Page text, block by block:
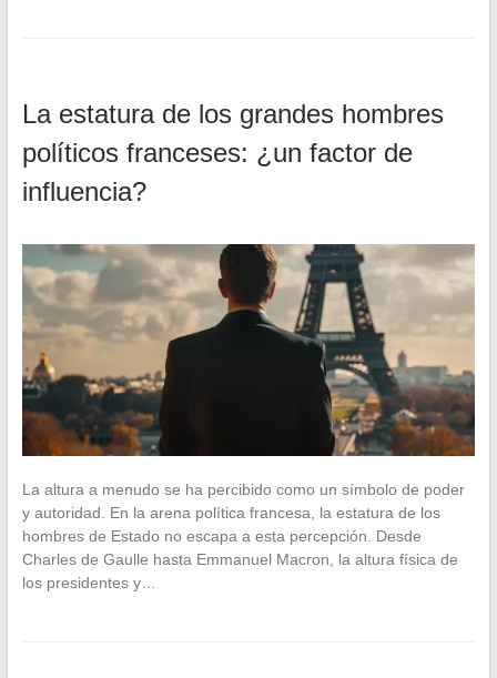
La estatura de los grandes hombres
políticos franceses: ¿un factor de
influencia?
La altura a menudo se ha percibido como un símbolo de poder
y autoridad. En la arena política francesa, la estatura de los
hombres de Estado no escapa a esta percepción. Desde
Charles de Gaulle hasta Emmanuel Macron, la altura física de
los presidentes y…